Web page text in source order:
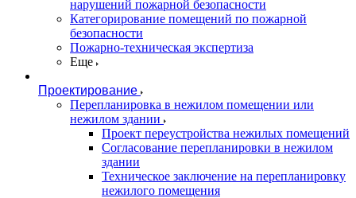
нарушений пожарной безопасности
Категорирование помещений по пожарной
безопасности
Пожарно-техническая экспертиза
Еще
Проектирование
Перепланировка в нежилом помещении или
нежилом здании
Проект переустройства нежилых помещений
Согласование перепланировки в нежилом
здании
Техническое заключение на перепланировку
нежилого помещения